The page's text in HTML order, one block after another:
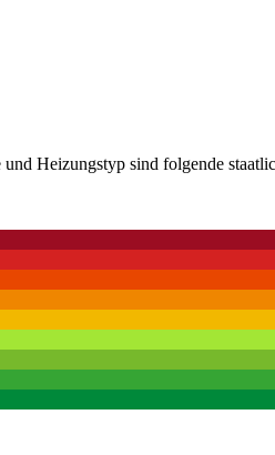
Heizungstyp sind folgende